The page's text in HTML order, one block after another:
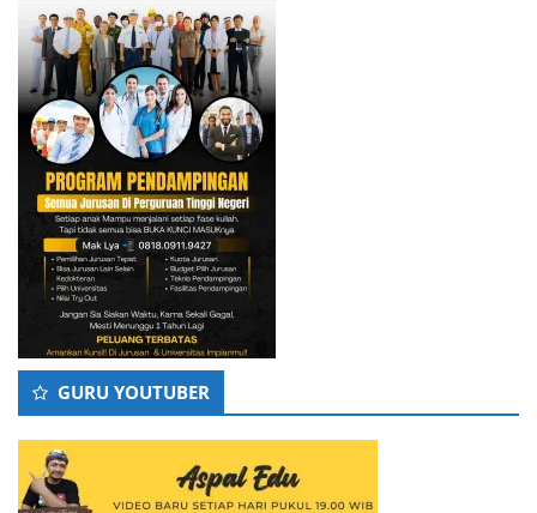
GURU YOUTUBER